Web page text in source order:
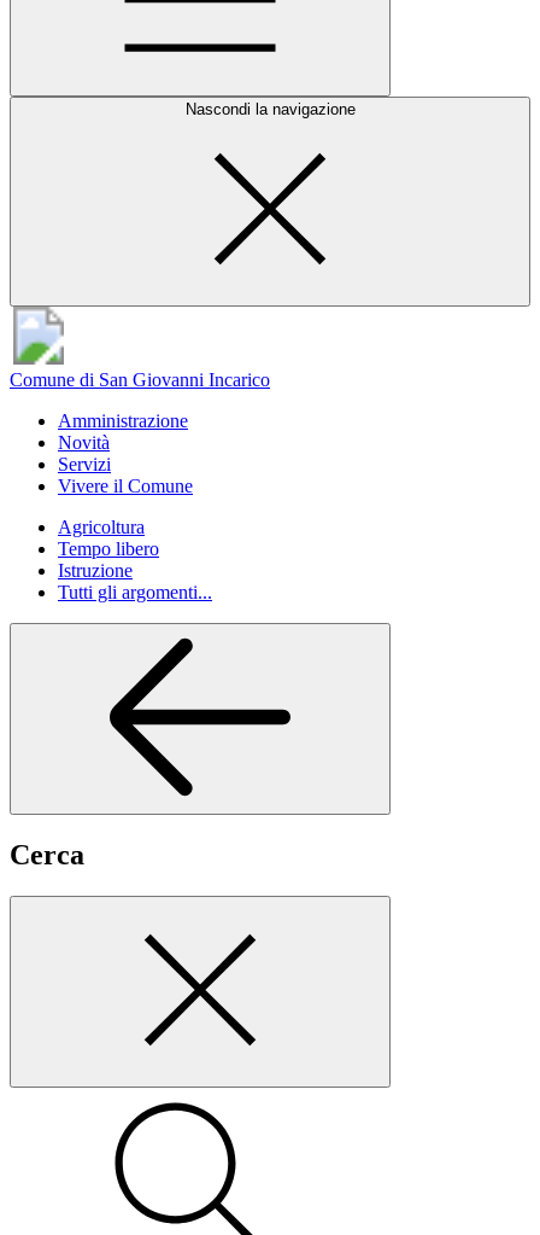
Nascondi la navigazione
Comune di San Giovanni Incarico
Amministrazione
Novità
Servizi
Vivere il Comune
Agricoltura
Tempo libero
Istruzione
Tutti gli argomenti...
Cerca